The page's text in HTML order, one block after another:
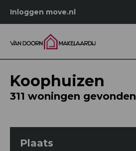
Inloggen move.nl
Koophuizen
311 woningen gevonden
Plaats